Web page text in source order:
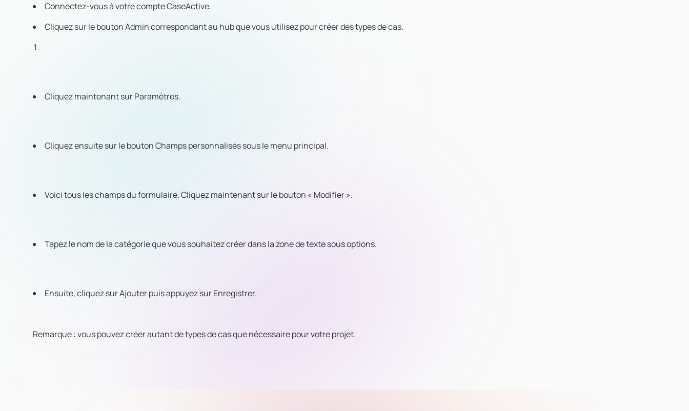
Connectez-vous à votre compte CaseActive.
Cliquez sur le bouton Admin correspondant au hub que vous utilisez pour créer des types de cas.
Cliquez maintenant sur Paramètres.
Cliquez ensuite sur le bouton Champs personnalisés sous le menu principal.
Voici tous les champs du formulaire. Cliquez maintenant sur le bouton « Modifier ».
Tapez le nom de la catégorie que vous souhaitez créer dans la zone de texte sous options.
Ensuite, cliquez sur Ajouter puis appuyez sur Enregistrer.
Remarque : vous pouvez créer autant de types de cas que nécessaire pour votre projet.